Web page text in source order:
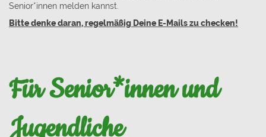
Senior*innen melden kannst.
Bitte denke daran, regelmäßig Deine E-Mails zu checken!
Für Senior*innen und
Jugendliche